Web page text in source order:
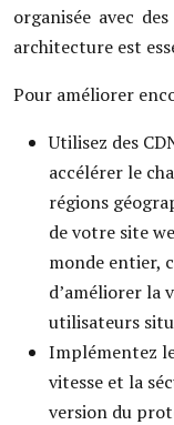
organisée avec
architecture est
Pour améliorer
Utilisez des
accélérer le
régions
de votre site
monde entier,
d’améliorer la
utilisateurs
Implémentez
vitesse et la
version du